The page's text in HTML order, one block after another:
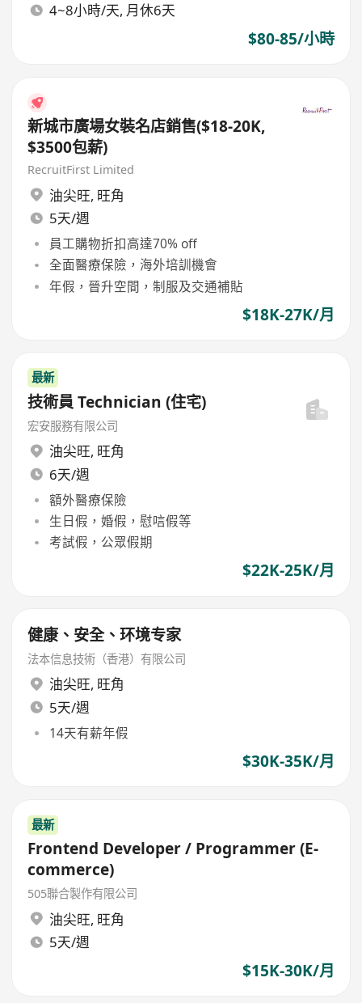
4~8小時/天, 月休6天
$80-85/小時
新城市廣場女裝名店銷售($18-20K,
$3500包薪)
RecruitFirst Limited
油尖旺, 旺角
5天/週
員工購物折扣高達70% off
全面醫療保險，海外培訓機會
年假，晉升空間，制服及交通補貼
$18K-27K/月
最新
技術員 Technician (住宅)
宏安服務有限公司
油尖旺, 旺角
6天/週
額外醫療保險
生日假，婚假，慰唁假等
考試假，公眾假期
$22K-25K/月
健康、安全、环境专家
法本信息技術（香港）有限公司
油尖旺, 旺角
5天/週
14天有薪年假
$30K-35K/月
最新
Frontend Developer / Programmer (E-
commerce)
505聯合製作有限公司
油尖旺, 旺角
5天/週
$15K-30K/月